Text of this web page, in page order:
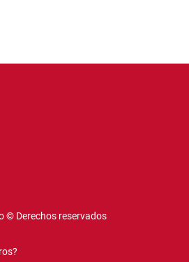
© Derechos reservados